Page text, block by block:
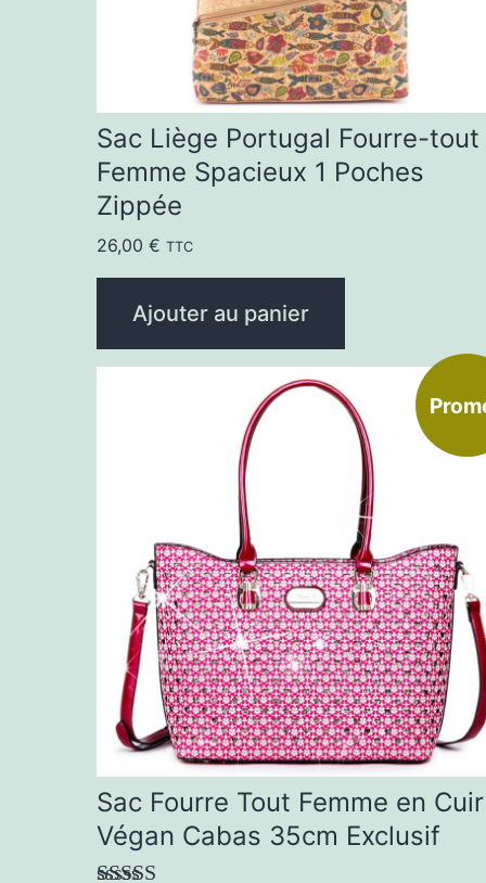
Sac Liège Portugal Fourre-tout
Femme Spacieux 1 Poches
Zippée
26,00 € TTC
Ajouter au panier
Sac Fourre Tout Femme en Cuir
Végan Cabas 35cm Exclusif
options
peuvent
être
choisies
sur
la
page
du